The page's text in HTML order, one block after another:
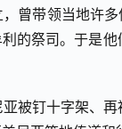
曾带领当地许
的祭司。于是
亚被钉十字架、再